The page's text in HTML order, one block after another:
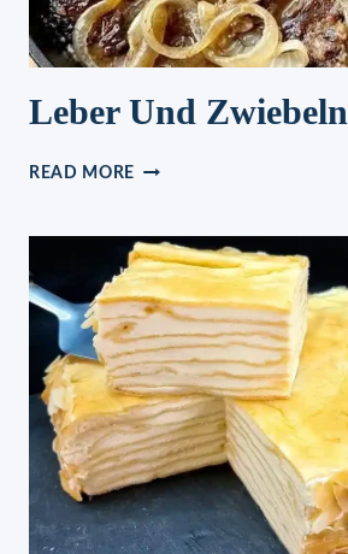
Leber Und Zwiebeln
READ MORE LEBER